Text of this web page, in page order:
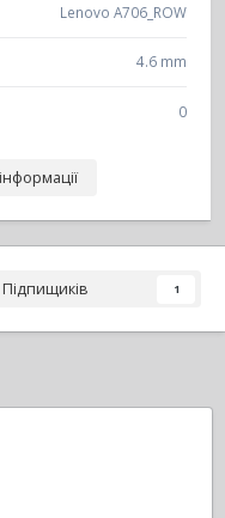
Lenovo A706_ROW
4.6 mm
0
Підпищиків 1